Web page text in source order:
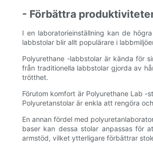
- Förbättra
I en laboratorieinställning kan de
labbstolar blir allt populärare i
Polyurethane -labbstolar är kända för
från traditionella labbstolar gjorda av
trötthet.
Förutom komfort är Polyurethane Lab -
Polyuretanstolar är enkla att rengöra
En annan fördel med
baser kan dessa stolar anpassas för
armstöd, vilket ytterligare förbättrar